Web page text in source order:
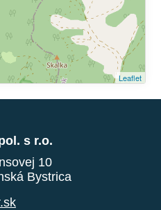
Leaflet
s r.o.
10
Bystrica